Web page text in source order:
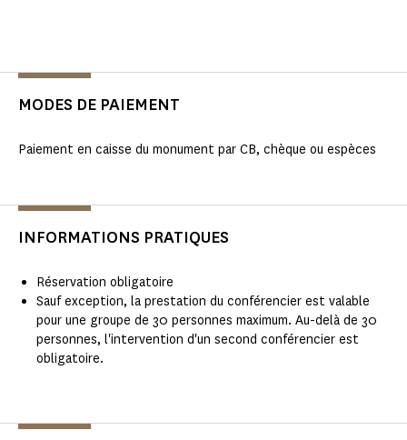
MODES DE PAIEMENT
Paiement en caisse du monument par CB, chèque ou espèces
INFORMATIONS PRATIQUES
Réservation obligatoire
Sauf exception, la prestation du conférencier est valable
pour une groupe de 30 personnes maximum. Au-delà de 30
personnes, l'intervention d'un second conférencier est
obligatoire.